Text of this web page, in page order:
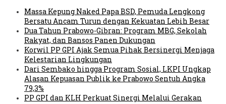
Massa Kepung Naked Papa BSD, Pemuda Lengkong
Bersatu Ancam Turun dengan Kekuatan Lebih Besar
Dua Tahun Prabowo-Gibran: Program MBG, Sekolah
Rakyat, dan Bansos Panen Dukungan
Korwil PP GPI Ajak Semua Pihak Bersinergi Menjaga
Kelestarian Lingkungan
Dari Sembako hingga Program Sosial, LKPI Ungkap
Alasan Kepuasan Publik ke Prabowo Sentuh Angka
79,3%
PP GPI dan KLH Perkuat Sinergi Melalui Gerakan